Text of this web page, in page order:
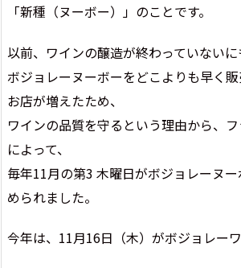
「新種（ヌーボー）」のことです。
以前、ワインの醸造が終わっていないに
ボジョレーヌーボーをどこよりも早く
お店が増えたため、
ワインの品質を守るという理由から、
によって、
毎年11月の第3 木曜日がボジョレーヌ
められました。
今年は、11月16日（木）がボジョレー